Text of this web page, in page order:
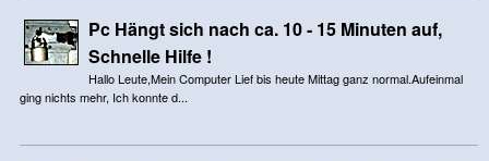
Pc Hängt sich nach ca. 10 - 15 Minuten auf,
Schnelle Hilfe !
Hallo Leute,Mein Computer Lief bis heute Mittag ganz normal.Aufeinmal
ging nichts mehr, Ich konnte d...